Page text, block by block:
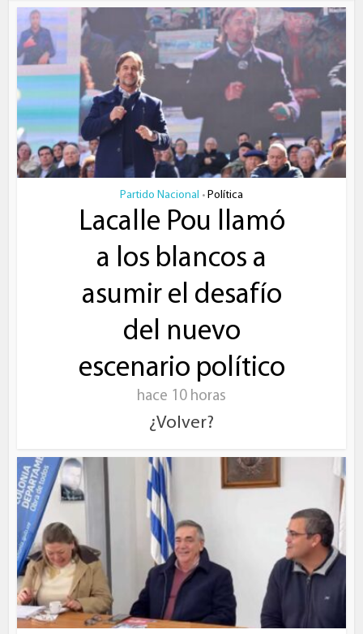
Partido Nacional • Política
Lacalle Pou llamó
a los blancos a
asumir el desafío
del nuevo
escenario político
hace 10 horas
¿Volver?